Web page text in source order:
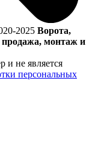
2025 Ворота,
продажа, монтаж и
и не является
персональных